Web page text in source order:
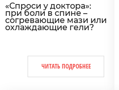
«Спроси у доктора»:
при боли в спине –
согревающие мази или
охлаждающие гели?
ЧИТАТЬ ПОДРОБНЕЕ